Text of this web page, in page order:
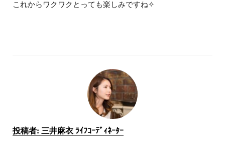
これからワクワクとっても楽しみですね✧
投稿者: 三井麻衣 ﾗｲﾌｺｰﾃﾞｨﾈｰﾀｰ